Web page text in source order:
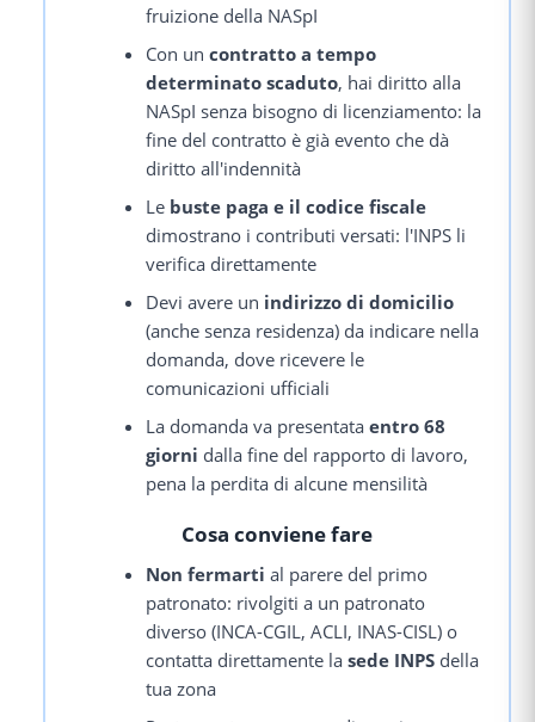
fruizione della NASpI
Con uncontratto a tempo
determinato scaduto, hai diritto alla
NASpI senza bisogno di licenziamento: la
fine del contratto è già evento che dà
diritto all'indennità
Le buste paga e il codice fiscale
dimostrano i contributi versati: l'INPS li
verifica direttamente
Devi avere un indirizzo di domicilio
(anche senza residenza) da indicare nella
domanda, dove ricevere le
comunicazioni ufficiali
La domanda va presentataentro 68
giorni dalla fine del rapporto di lavoro,
pena la perdita di alcune mensilità
Cosa conviene fare
Non fermarti al parere del primo
patronato: rivolgiti a un patronato
diverso (INCA-CGIL, ACLI, INAS-CISL) o
contatta direttamente lasede INPS della
tua zona